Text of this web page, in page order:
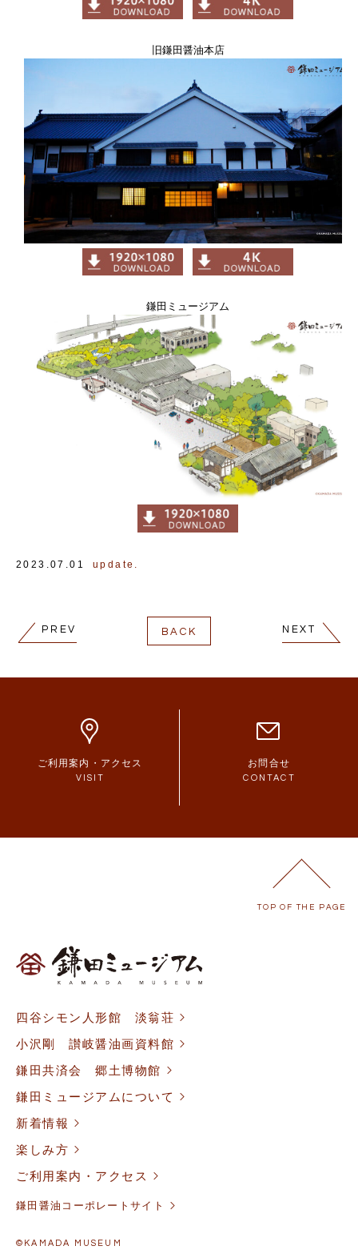
旧鎌田醤油本店
鎌田ミュージアム
2023.07.01 update.
PREV NEXT
BACK
ご利用案内・アクセス
VISIT
お問合せ
CONTACT
四谷シモン人形館 淡翁荘
小沢剛 讃岐醤油画資料館
鎌田共済会 郷土博物館
鎌田ミュージアムについて
新着情報
楽しみ方
ご利用案内・アクセス
鎌田醤油コーポレートサイト
©KAMADA MUSEUM
TOP OF THE PAGE